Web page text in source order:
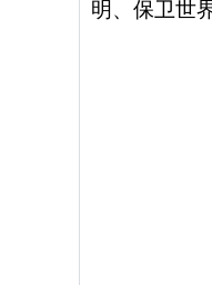
明、保卫世